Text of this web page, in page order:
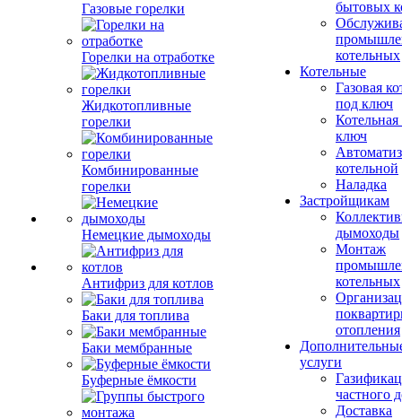
Газовые горелки
Горелки на отработке
Жидкотопливные
горелки
Комбинированные
горелки
Немецкие дымоходы
Антифриз для котлов
Баки для топлива
Баки мембранные
Буферные ёмкости
бытовых
котельных
Котельные
Газовая
под ключ
ключ
котельной
Наладка
Застройщикам
дымоходы
Монтаж
котельных
отопления
услуги
частного
Доставка